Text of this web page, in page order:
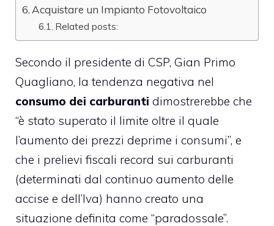
Acquistare un Impianto Fotovoltaico
Related posts:
Secondo il presidente di CSP, Gian Primo
Quagliano, la tendenza negativa nel
consumo dei carburanti dimostrerebbe che
“è stato superato il limite oltre il quale
l’aumento dei prezzi deprime i consumi”, e
che i prelievi fiscali record sui carburanti
(determinati dal continuo aumento delle
accise e dell’Iva) hanno creato una
situazione definita come “paradossale”.